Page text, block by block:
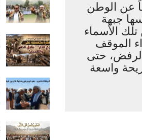
عن الوطن
جبهة
الأسماء
الموقف
حتى
واسعة